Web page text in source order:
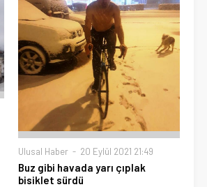
Ulusal Haber 20 Eylül 2021 21:49
Buz gibi havada yarı çıplak
bisiklet sürdü